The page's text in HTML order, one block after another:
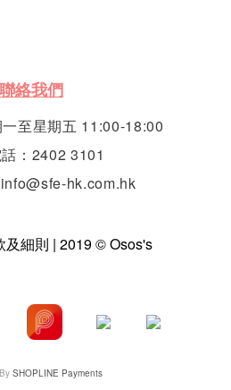
聯絡我們
至星期五 11:00-18:00
：2402 3101
hk.com.hk
及細則 | 2019 © Osos's
SHOPLINE Payments